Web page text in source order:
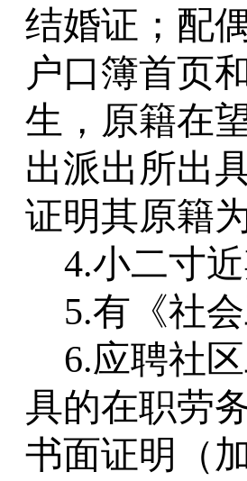
结婚证；配
户口簿首页
生，原籍在
出派出所出
证明其原籍
4.小二寸
5.有《社
6.应聘社
具的在职劳
书面证明（